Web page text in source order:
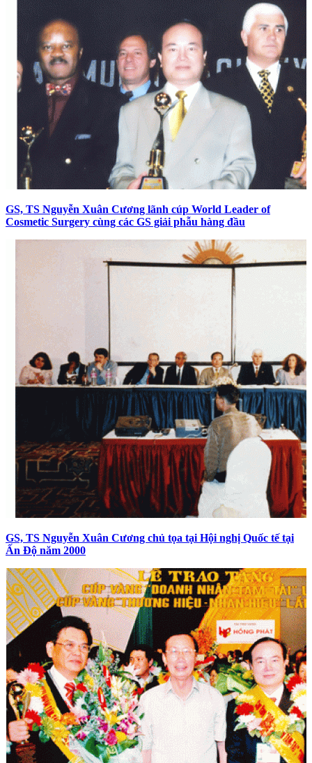
GS, TS Nguyễn Xuân Cương lãnh cúp World Leader of
Cosmetic Surgery cùng các GS giải phẫu hàng đầu
GS, TS Nguyễn Xuân Cương chủ tọa tại Hội nghị Quốc tế tại
Ấn Độ năm 2000